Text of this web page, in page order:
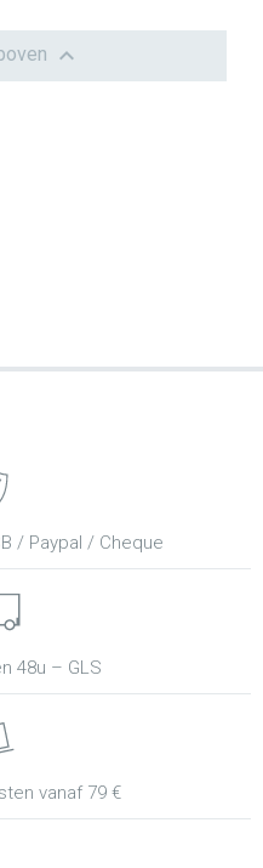

/ Paypal / Cheque
48u – GLS
vanaf 79 €